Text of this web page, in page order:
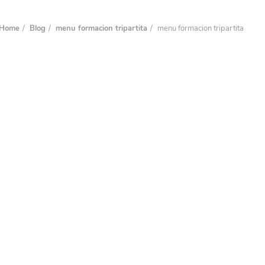
Blog menu formacion tripartita menu formacion tripartita